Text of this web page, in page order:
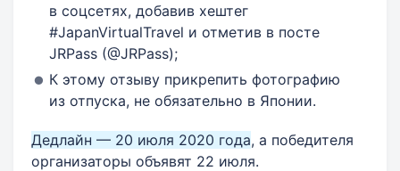
в соцсетях, добавив хештег
#JapanVirtualTravel и отметив в посте
JRPass (@JRPass);
К этому отзыву прикрепить фотографию
из отпуска, не обязательно в Японии.
Дедлайн — 20 июля 2020 года, а победителя
организаторы объявят 22 июля.